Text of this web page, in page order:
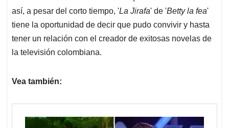
así, a pesar del corto tiempo, 'La Jirafa' de 'Betty la fea'
tiene la oportunidad de decir que pudo convivir y hasta
tener un relación con el creador de exitosas novelas de
la televisión colombiana.
Vea también: